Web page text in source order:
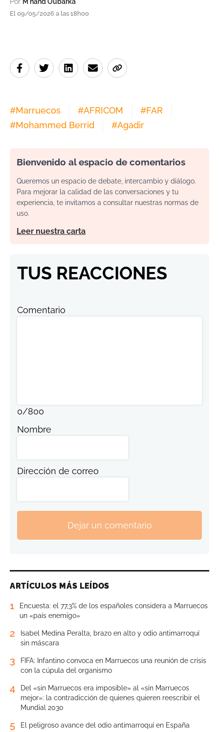
Por M'hand Oubarka
El 09/05/2026 a las 18h00
#Marruecos #AFRICOM #FAR
#Mohammed Berrid #Agadir
Bienvenido al espacio de comentarios
Queremos un espacio de debate, intercambio y diálogo.
Para mejorar la calidad de las conversaciones y tu
experiencia, te invitamos a consultar nuestras normas de
uso.
Leer nuestra carta
TUS REACCIONES
Comentario
0/800
Nombre
Dirección de correo
Dejar un comentario
ARTÍCULOS MÁS LEÍDOS
1
Encuesta: el 77,3% de los españoles considera a Marruecos
un «país enemigo»
2
Isabel Medina Peralta, brazo en alto y odio antimarroquí
sin máscara
3
FIFA: Infantino convoca en Marruecos una reunión de crisis
con la cúpula del organismo
4
Del «sin Marruecos era imposible» al «sin Marruecos
mejor»: la contradicción de quienes quieren reescribir el
Mundial 2030
5 El peligroso avance del odio antimarroquí en España